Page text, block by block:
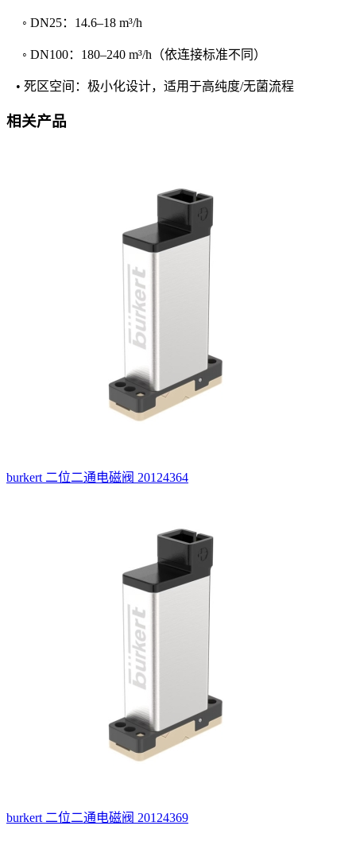
◦ DN25：14.6–18 m³/h
◦ DN100：180–240 m³/h（依连接标准不同）
• 死区空间：极小化设计，适用于高纯度/无菌流程
相关产品
burkert 二位二通电磁阀 20124364
burkert 二位二通电磁阀 20124369